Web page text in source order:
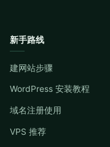
新手路线
建网站步骤
WordPress 安装教程
域名注册使用
VPS 推荐